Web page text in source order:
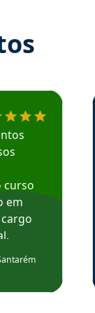
o Aprova
curso
em
na